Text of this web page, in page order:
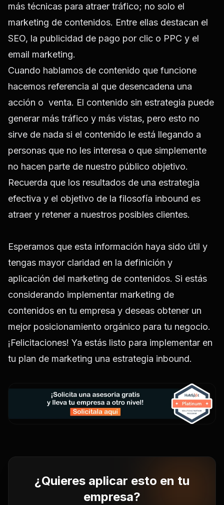
más técnicas para atraer tráfico; no solo el
marketing de contenidos. Entre ellas destacan el
SEO, la publicidad de pago por clic o PPC y el
email marketing.
Cuando hablamos de contenido que funcione
hacemos referencia al que desencadena una
acción o venta. El contenido sin estrategia puede
generar más tráfico y más vistas, pero esto no
sirve de nada si el contenido le está llegando a
personas que no les interesa o que simplemente
no hacen parte de nuestro público objetivo.
Recuerda que los resultados de una estrategia
efectiva y el objetivo de la filosofía inbound es
atraer y retener a nuestros posibles clientes.
Esperamos que esta información haya sido útil y
tengas mayor claridad en la definición y
aplicación del marketing de contenidos. Si estás
considerando implementar marketing de
contenidos en tu empresa y deseas obtener un
mejor posicionamiento orgánico para tu negocio.
¡Felicitaciones! Ya estás listo para implementar en
tu plan de marketing una estrategia inbound.
¿Quieres aplicar esto en tu
empresa?